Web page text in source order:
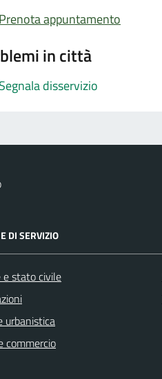
Prenota appuntamento
in città
Segnala disservizio
DI SERVIZIO
e stato civile
urbanistica
commercio